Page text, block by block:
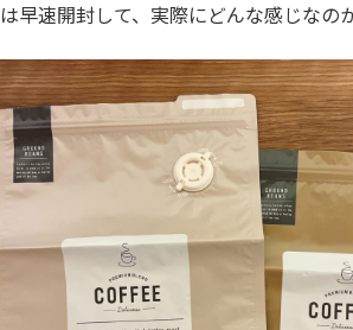
早速開封して、実際にどんな感じなの